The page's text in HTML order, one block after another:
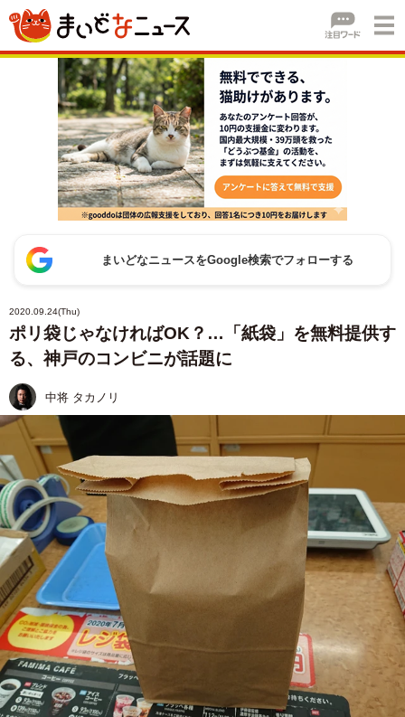
まいどなニュースをGoogle検索でフォローする
2020.09.24(Thu)
ポリ袋じゃなければOK？…「紙袋」を無料提供す
る、神戸のコンビニが話題に
中将 タカノリ